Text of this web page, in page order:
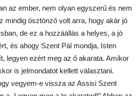
az ember, nem olyan egyszerű és nem
mindig ösztönző volt arra, hogy akár jó
de ez a hozzáállás a helyes, a jó
és ahogy Szent Pál mondja, Isten
legyen ezért meg az ő akarata. Amikor
is jelmondatot kellett választani.
vegyem-e vissza az Assisi Szent